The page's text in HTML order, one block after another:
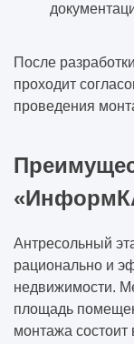
После
проходит
проведения
Антресольный
рационально и
недвижимости.
площадь
монтажа состоит